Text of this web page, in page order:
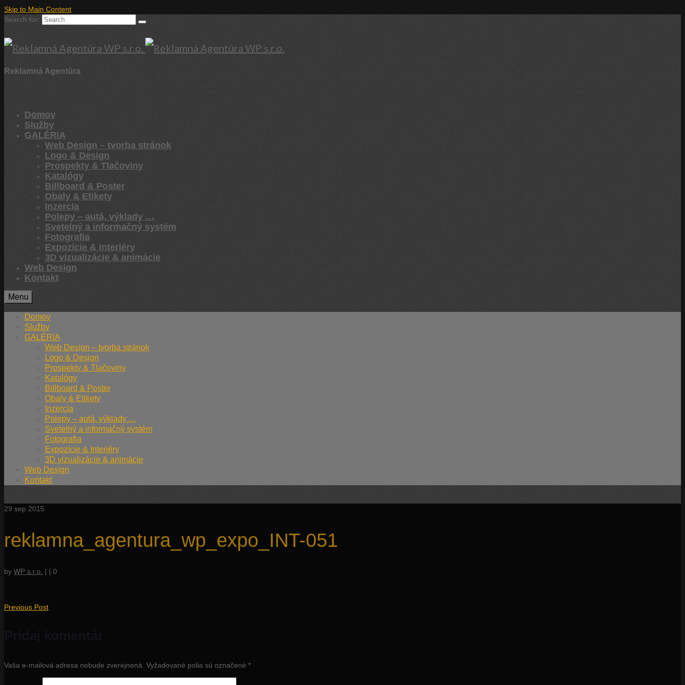
Skip to Main Content
Search for:
Reklamná Agentúra
Domov
Služby
GALÉRIA
Web Design – tvorba stránok
Logo & Design
Prospekty & Tlačoviny
Katalógy
Billboard & Poster
Obaly & Etikety
Inzercia
Polepy – autá, výklady …
Svetelný a informačný systém
Fotografia
Expozície & Interiéry
3D vizualizácie & animácie
Web Design
Kontakt
Menu
Domov
Služby
GALÉRIA
Web Design – tvorba stránok
Logo & Design
Prospekty & Tlačoviny
Katalógy
Billboard & Poster
Obaly & Etikety
Inzercia
Polepy – autá, výklady …
Svetelný a informačný systém
Fotografia
Expozície & Interiéry
3D vizualizácie & animácie
Web Design
Kontakt
29 sep 2015
reklamna_agentura_wp_expo_INT-051
by WP s.r.o. | | 0
Previous Post
Vaša e-mailová adresa nebude zverejnená. Vyžadované polia sú označené *